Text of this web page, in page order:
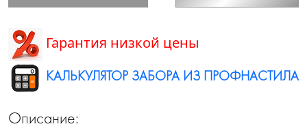
Гарантия низкой цены
КАЛЬКУЛЯТОР ЗАБОРА ИЗ ПРОФНАСТИЛА
Описание: